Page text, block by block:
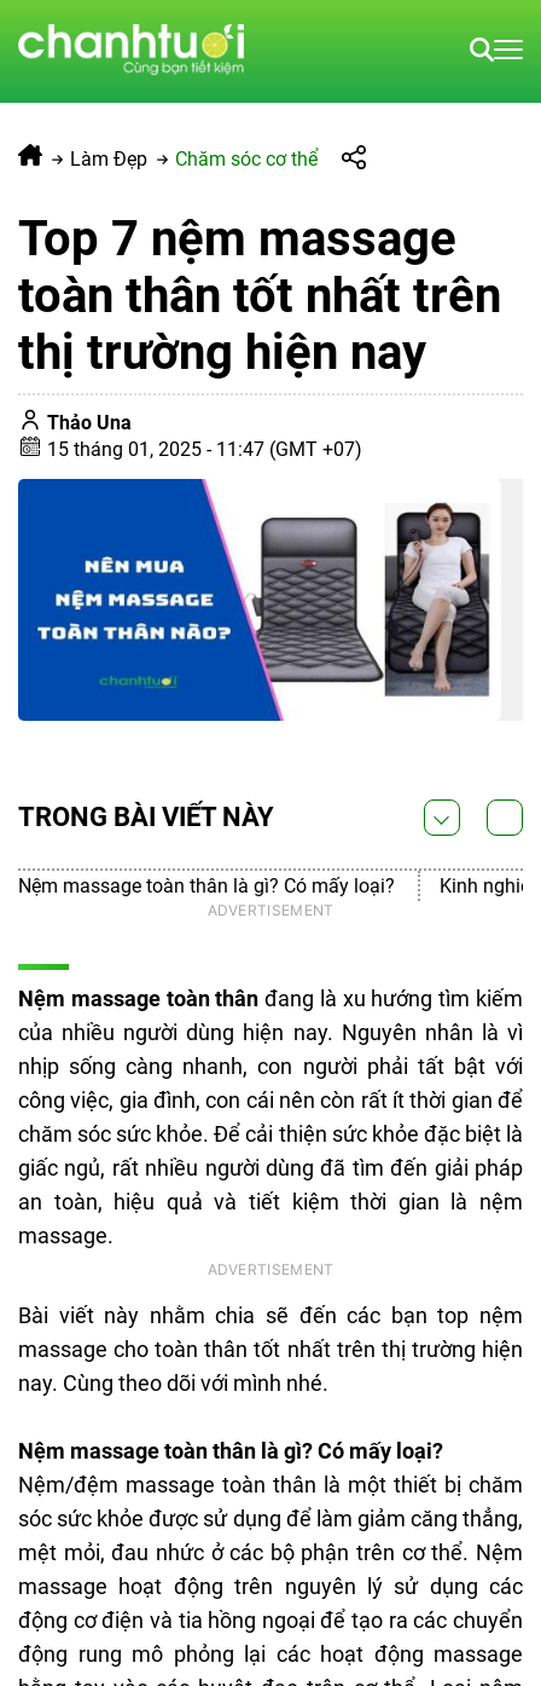
Làm Đẹp Chăm sóc cơ thể
Top 7 nệm massage
toàn thân tốt nhất trên
thị trường hiện nay
Thảo Una
15 tháng 01, 2025 - 11:47 (GMT +07)
Nệm massage toàn thân đang là xu hướng tìm kiếm
của nhiều người dùng hiện nay. Nguyên nhân là vì
nhịp sống càng nhanh, con người phải tất bật với
công việc, gia đình, con cái nên còn rất ít thời gian để
chăm sóc sức khỏe. Để cải thiện sức khỏe đặc biệt là
giấc ngủ, rất nhiều người dùng đã tìm đến giải pháp
an toàn, hiệu quả và tiết kiệm thời gian là nệm
massage.
Bài viết này nhằm chia sẽ đến các bạn top nệm
massage cho toàn thân tốt nhất trên thị trường hiện
nay. Cùng theo dõi với mình nhé.
Nệm massage toàn thân là gì? Có mấy loại?
Nệm/đệm massage toàn thân là một thiết bị chăm
sóc sức khỏe được sử dụng để làm giảm căng thẳng,
mệt mỏi, đau nhức ở các bộ phận trên cơ thể. Nệm
massage hoạt động trên nguyên lý sử dụng các
động cơ điện và tia hồng ngoại để tạo ra các chuyển
động rung mô phỏng lại các hoạt động massage
TRONG BÀI VIẾT NÀY
Nệm massage toàn thân là gì? Có mấy loại? Kinh